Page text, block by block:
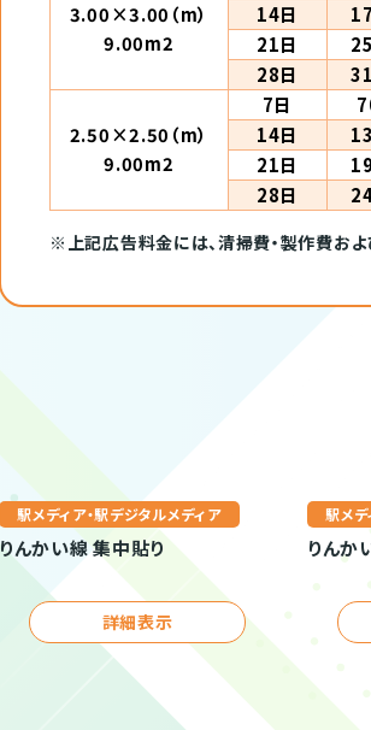
3.00×3.00（m）
9.00m2
14日
21日
28日
2.50×2.50（m）
9.00m2
7日
14日
21日
28日
※上記広告料金には、清掃費・製作費およ
駅メディア・駅デジタルメディア
りんかい線 集中貼り
詳細表示
駅メデ
りんか